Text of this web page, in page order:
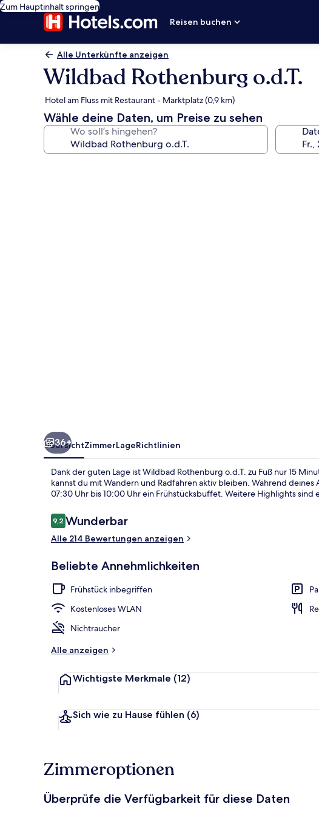
Zum Hauptinhalt springen
Reisen buchen
Alle Unterkünfte anzeigen
Wildbad Rothenburg o.d.T.
Hotel am Fluss mit Restaurant - Marktplatz (0,9 km)
Wähle deine Daten, um Preise zu sehen
Wo soll’s hingehen?
36+
ÜbersichtZimmerLageRichtlinien
Dank der guten Lage ist Wildbad Rothenburg o.d.T. zu Fuß nur 15
kannst du mit Wandern und Radfahren aktiv bleiben. Während
07:30 Uhr bis 10:00 Uhr ein Frühstücksbuffet. Weitere Highlights sind
Bewertungen
9,29,2 von 10.
Wunderbar
Alle 214 Bewertungen anzeigen
Beliebte Annehmlichkeiten
Frühstück inbegriffen
Kostenloses WLAN
Nichtraucher
Alle anzeigen
Wichtigste Merkmale (12)
Sich wie zu Hause fühlen (6)
Zimmeroptionen
Überprüfe die Verfügbarkeit für diese Daten